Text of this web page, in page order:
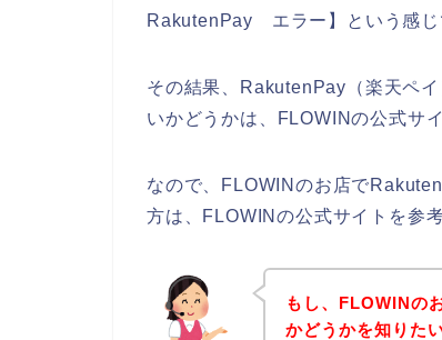
RakutenPay エラー】という感じ
その結果、RakutenPay（楽天ペ
いかどうかは、FLOWINの公式サ
なので、FLOWINのお店で
方は、FLOWINの公式サイトを参
もし、FLOWINの
かどうかを知りた